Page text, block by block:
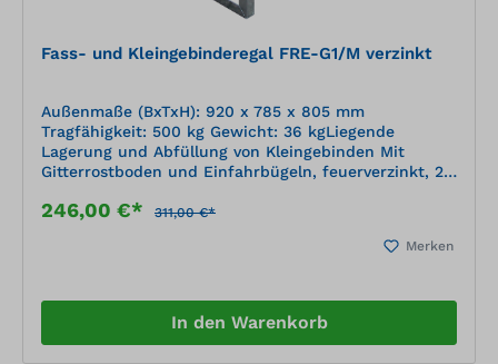
Fass- und Kleingebinderegal FRE-G1/M verzinkt
Außenmaße (BxTxH): 920 x 785 x 805 mm
Tragfähigkeit: 500 kg Gewicht: 36 kgLiegende
Lagerung und Abfüllung von Kleingebinden Mit
Gitterrostboden und Einfahrbügeln, feuerverzinkt, 2-
Übereinstimmungserklärung (ÜHP) gem. StawaR
246,00 €* 311,00 €*
Merken
In den Warenkorb